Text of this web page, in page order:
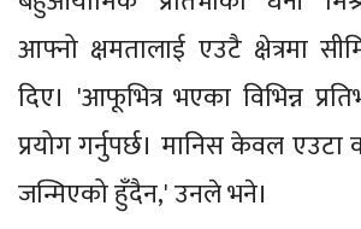
आफ्नो क्षमतालाई एउटै क्षेत्रमा
दिए। 'आफूभित्र भएका विभिन्न
प्रयोग गर्नुपर्छ। मानिस केवल एउटा
जन्मिएको हुँदैन,' उनले भने।